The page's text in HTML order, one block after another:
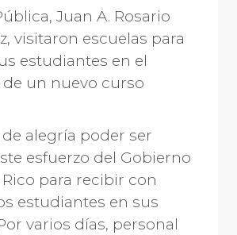
Juan A. Rosario
visitaron escuelas para
estudiantes en el
un nuevo curso
de alegría poder ser
esfuerzo del Gobierno
para recibir con
estudiantes en sus
varios días, personal